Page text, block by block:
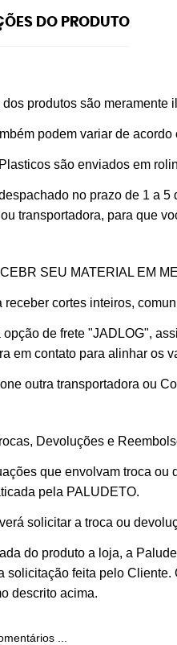
DO PRODUTO
produtos são meramente
podem variar de
são enviados em
no prazo de 1 a 5
transportadora, para que
SEU MATERIAL EM
receber cortes inteiros,
de frete "JADLOG",
em contato para alinhar os
outra transportadora ou
Devoluções e
que envolvam troca
pela PALUDETO.
solicitar a troca ou
do produto a loja, a
solicitação feita pelo
descrito acima.
...